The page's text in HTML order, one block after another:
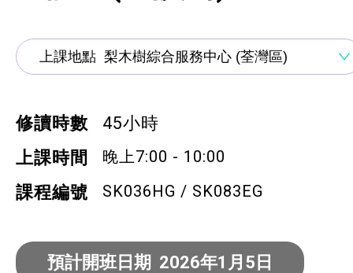
青年培育計劃
ERB服務點
ERB資訊
自費課程
社企項目
修讀時數
45小時
上課時間
晚上7:00 - 10:00
課程編號 SK036HG / SK083EG
預計開班日期 2026年1月5日